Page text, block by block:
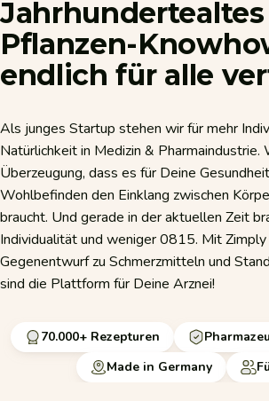
Jahrhundertealtes
Pflanzen-
endlich für alle
Als junges Startup stehen wir für mehr
Natürlichkeit in Medizin &
Überzeugung, dass es für Deine
Wohlbefinden den Einklang zwischen
braucht. Und gerade in der aktuellen Zeit
Individualität und weniger 0815. Mit
Gegenentwurf zu Schmerzmitteln und
sind die Plattform für Deine Arznei!
70.000+ Rezepturen
Made in Germany